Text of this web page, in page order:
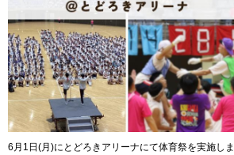
6月1日(月)にとどろきアリーナにて体育祭を実施し